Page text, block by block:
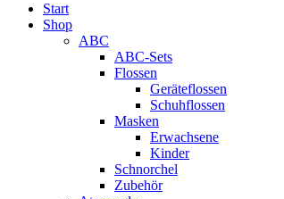
Start
Shop
ABC
ABC-Sets
Flossen
Geräteflossen
Schuhflossen
Masken
Erwachsene
Kinder
Schnorchel
Zubehör